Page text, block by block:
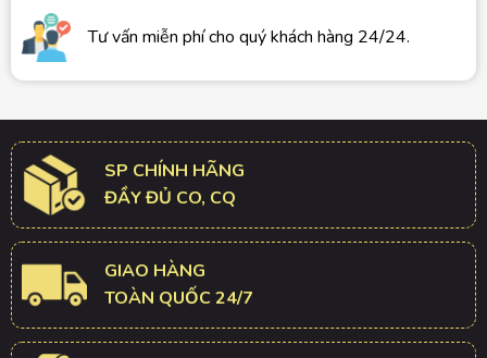
Tư vấn miễn phí cho quý khách hàng 24/24.
SP CHÍNH HÃNG
ĐẦY ĐỦ CO, CQ
GIAO HÀNG
TOÀN QUỐC 24/7